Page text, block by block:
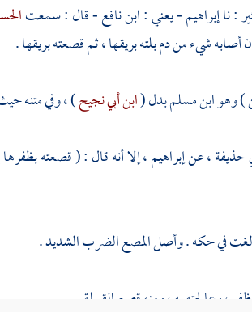
: ناإبراهيم - يعني : ابن نافع- قال : سمعت
شيء من دم بلته بريقها ، ثم قصعته بريقها .
) وهو ابن مسلمبدل (ابن أبي نجيح) ، وفي متنه
حذيفة، عنإبراهيم، إلا أنه قال : ( قصعته
في حكه . وأصل المصع الضرب الشديد .
، وعالجته به ، ومنه قصع القملة .